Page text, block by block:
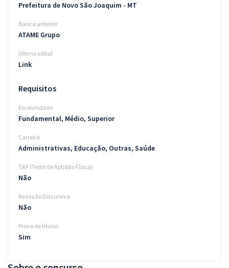
Prefeitura de Novo São Joaquim - MT
Banca anterior
ATAME Grupo
Último edital
Link
Requisitos
Escolaridade
Fundamental, Médio, Superior
Carreira
Administrativas, Educação, Outras, Saúde
TAF (Teste de Aptidão Física)
Não
Redação Discursiva
Não
Prova de títulos
Sim